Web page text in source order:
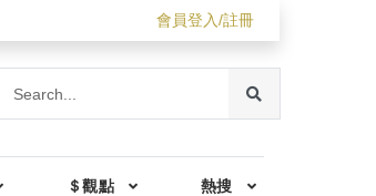
會員登入/註冊
＄觀點 熱搜